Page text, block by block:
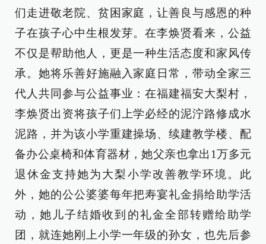
们走进敬老院、贫困家庭，让善良与感恩的种
子在孩子心中生根发芽。在李焕贤看来，公益
不仅是帮助他人，更是一种生活态度和家风传
承。她将乐善好施融入家庭日常，带动全家三
代人共同参与公益事业：在福建福安大梨村，
李焕贤出资将孩子们上学必经的泥泞路修成水
泥路，并为该小学重建操场、续建教学楼、配
备办公桌椅和体育器材，她父亲也拿出1万多元
退休金支持她为大梨小学改善教学环境。此
外，她的公公婆婆每年把寿宴礼金捐给助学活
动，她儿子结婚收到的礼金全部转赠给助学
团，就连她刚上小学一年级的孙女，也先后参